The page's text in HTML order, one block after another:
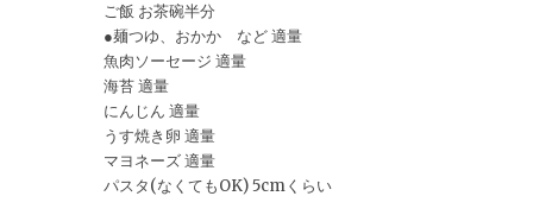
ご飯 お茶碗半分
●麺つゆ、おかか など 適量
魚肉ソーセージ 適量
海苔 適量
にんじん 適量
うす焼き卵 適量
マヨネーズ 適量
パスタ(なくてもOK) 5cmくらい